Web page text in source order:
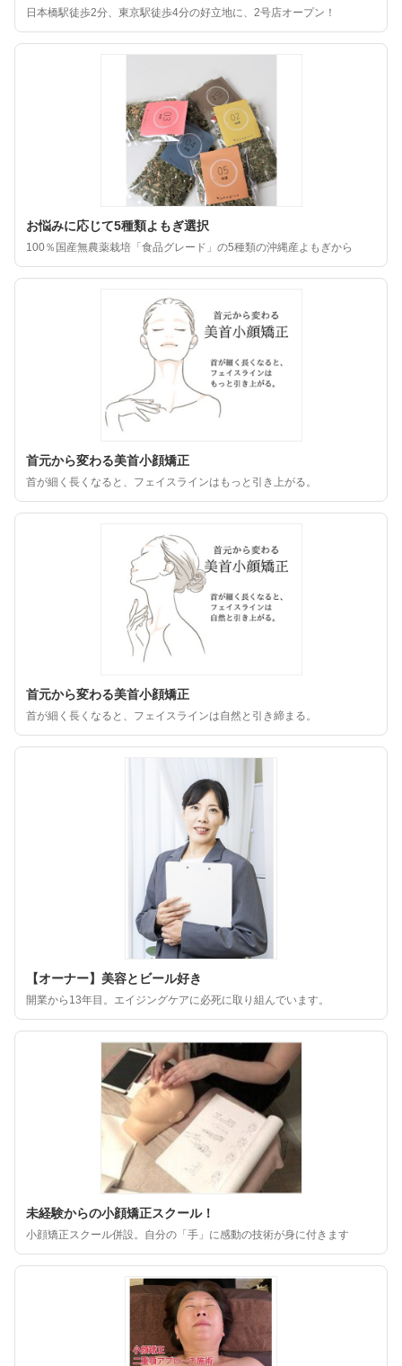
日本橋駅徒歩2分、東京駅徒歩4分の好立地に、2号店オープン！
お悩みに応じて5種類よもぎ選択
100％国産無農薬栽培「食品グレード」の5種類の沖縄産よもぎから
首元から変わる美首小顔矯正
首が細く長くなると、フェイスラインはもっと引き上がる。
首元から変わる美首小顔矯正
首が細く長くなると、フェイスラインは自然と引き締まる。
【オーナー】美容とビール好き
開業から13年目。エイジングケアに必死に取り組んでいます。
未経験からの小顔矯正スクール！
小顔矯正スクール併設。自分の「手」に感動の技術が身に付きます